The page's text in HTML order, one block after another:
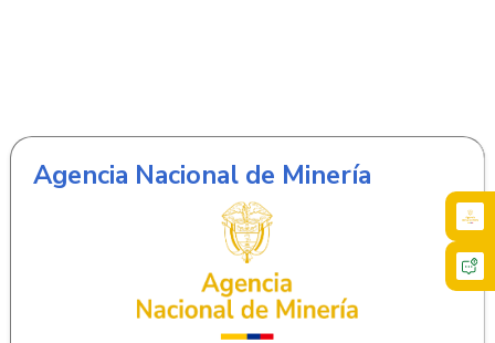
Agencia Nacional de Minería